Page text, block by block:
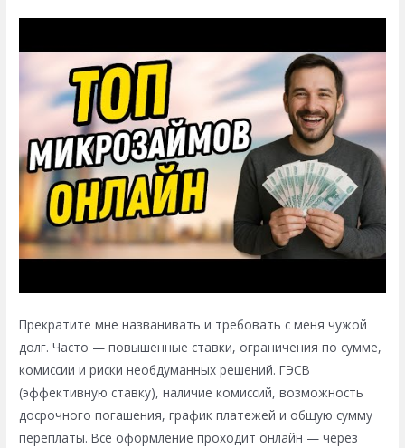
Прекратите мне названивать и требовать с меня чужой
долг. Часто — повышенные ставки, ограничения по сумме,
комиссии и риски необдуманных решений. ГЭСВ
(эффективную ставку), наличие комиссий, возможность
досрочного погашения, график платежей и общую сумму
переплаты. Всё оформление проходит онлайн — через